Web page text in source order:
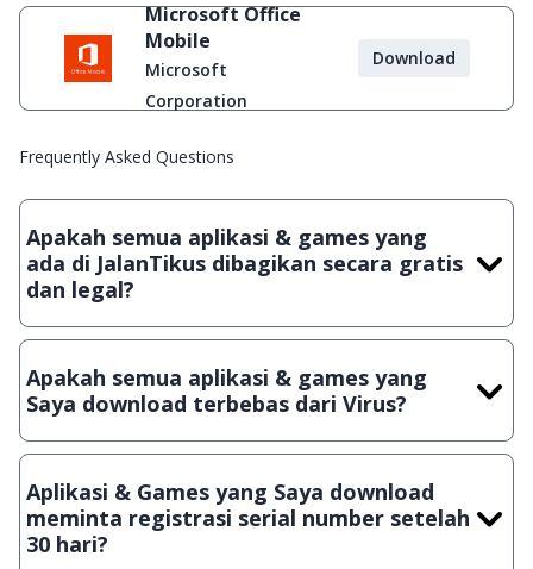
Microsoft Office
Mobile
Microsoft
Corporation
Download
Frequently Asked Questions
Apakah semua aplikasi & games yang
ada di JalanTikus dibagikan secara gratis
dan legal?
Ya, JalanTikus hanya membagikan aplikasi & games yang
crack, patch atau semacamnya.
Apakah semua aplikasi & games yang
Saya download terbebas dari Virus?
Ya, JalanTikus selalu melakukan scanning dengan 3 jenis
suatu aplikasi atau games, sehingga bisa dijamin 100%
terbebas dari virus.
Aplikasi & Games yang Saya download
meminta registrasi serial number setelah
30 hari?